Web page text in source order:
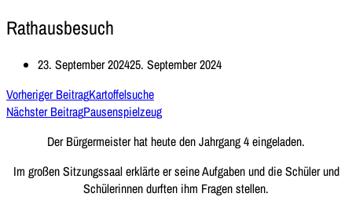
Rathausbesuch
23. September 202425. September 2024
Vorheriger BeitragKartoffelsuche
Nächster BeitragPausenspielzeug
Der Bürgermeister hat heute den Jahrgang 4 eingeladen.
Im großen Sitzungssaal erklärte er seine Aufgaben und die Schüler und
Schülerinnen durften ihm Fragen stellen.